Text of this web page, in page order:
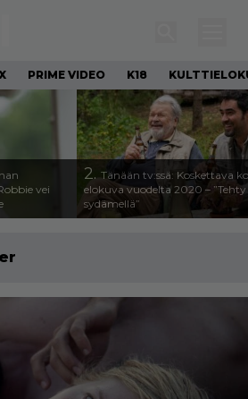
PRIME VIDEO K18
vei
2. Tänään tv:ssä: Koskettava
elokuva vuodelta 2020 – ”Tehty
sydämellä”